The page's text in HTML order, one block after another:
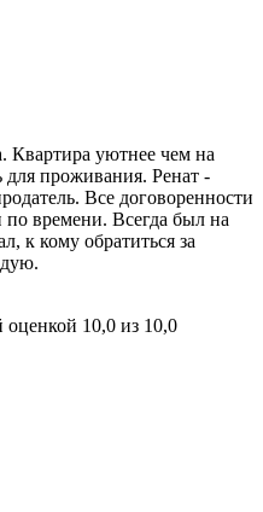
Квартира уютнее чем на
для проживания. Ренат -
Все договоренности
времени. Всегда был на
к кому обратиться за
оценкой 10,0 из 10,0